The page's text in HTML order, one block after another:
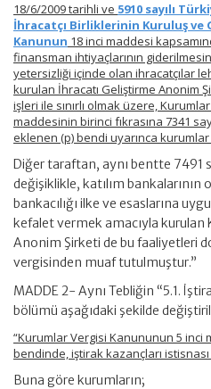
18/6/2009 tarihli ve 5910 sayılı
İhracatçı Birliklerinin Kuruluş ve
Kanunun 18 inci maddesi
finansman ihtiyaçlarının
yetersizliği içinde olan ihracatçılar
kurulan İhracatı Geliştirme Anonim
işleri ile sınırlı olmak üzere,
maddesinin birinci fıkrasına 7341
eklenen (p) bendi uyarınca
Diğer taraftan, aynı bentte 7491
değişiklikle, katılım bankalarının
bankacılığı ilke ve esaslarına
kefalet vermek amacıyla kurulan
Anonim Şirketi de bu faaliyetleri
vergisinden muaf tutulmuştur.”
MADDE 2- Aynı Tebliğin “5.1.
bölümü aşağıdaki şekilde
“Kurumlar Vergisi Kanununun 5 inci
bendinde, iştirak kazançları
Buna göre kurumların;